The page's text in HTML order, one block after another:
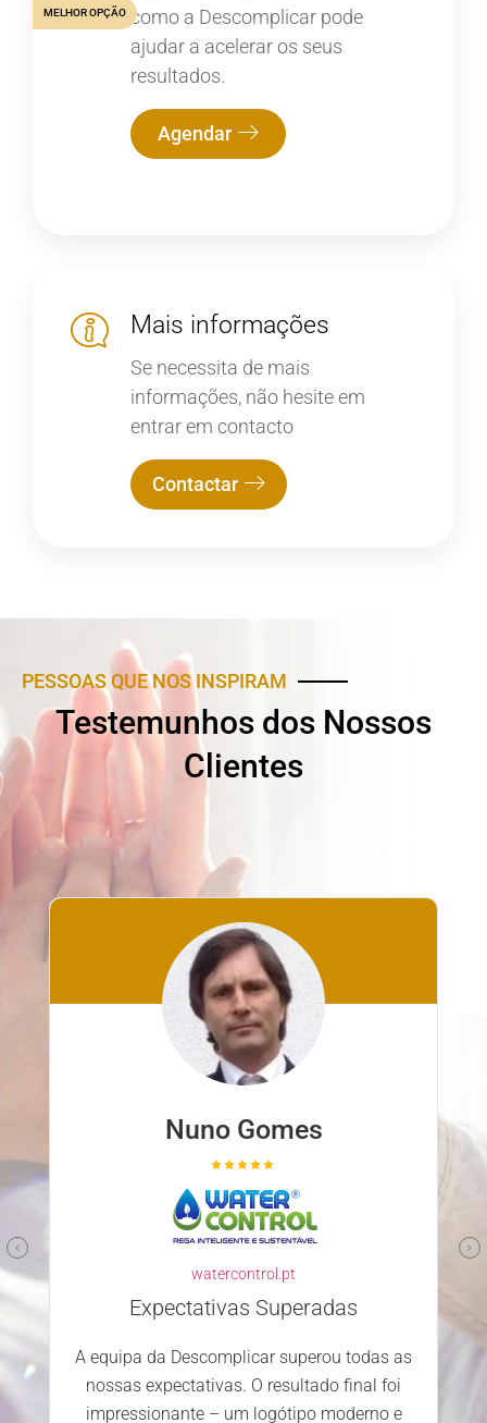
como a Descomplicar pode
ajudar a acelerar os seus
resultados.
Agendar
MELHOR OPÇÃO
Mais informações
Se necessita de mais
informações, não hesite em
entrar em contacto
Contactar
PESSOAS QUE NOS INSPIRAM
Testemunhos dos Nossos
Clientes
Superadas
superou todas as
O resultado final foi
logótipo moderno e
Nuno
familyclinic.pt
Parceiro confiável e
desenvolver o nosso site foi
decisão. Desde o primeiro
equipa mostrou-se
dedicada. Estamos
satisfeitos com o serviço